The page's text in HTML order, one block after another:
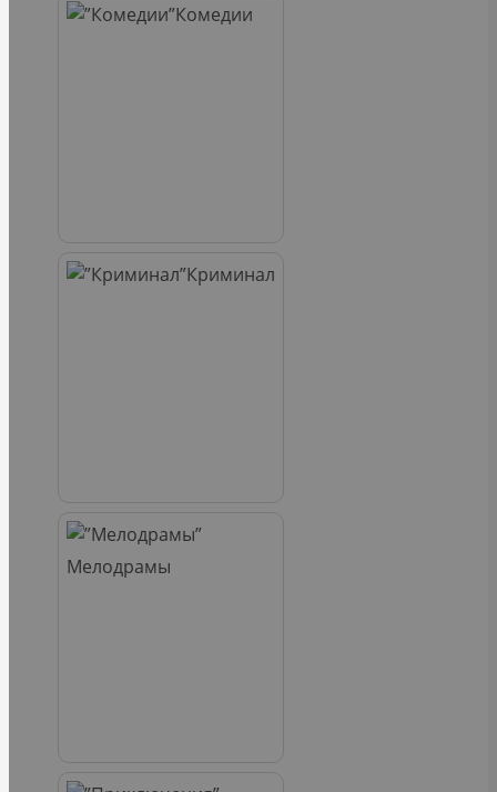
Комедии
Криминал
Мелодрамы